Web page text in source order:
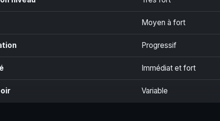
Moyen à fort
Progressif
Immédiat et fort
Variable